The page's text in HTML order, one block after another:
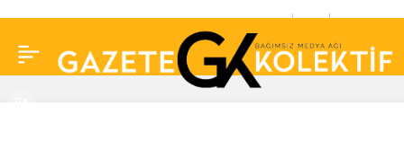
Levent’in hayatı film